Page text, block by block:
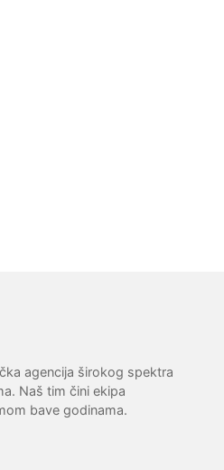
agencija širokog spektra
Naš tim čini ekipa
bave godinama.